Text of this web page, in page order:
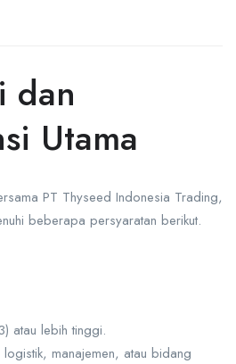
dan
Utama
PT Thyseed Indonesia Trading,
beberapa persyaratan berikut.
atau lebih tinggi.
logistik, manajemen, atau bidang